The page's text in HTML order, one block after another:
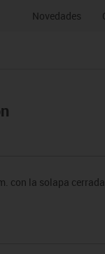
Novedades
con la solapa